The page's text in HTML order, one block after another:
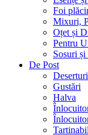
Foi
Mixuri,
Oțet și
Pentru
Sosuri
De Post
Deserturi
Gustări
Halva